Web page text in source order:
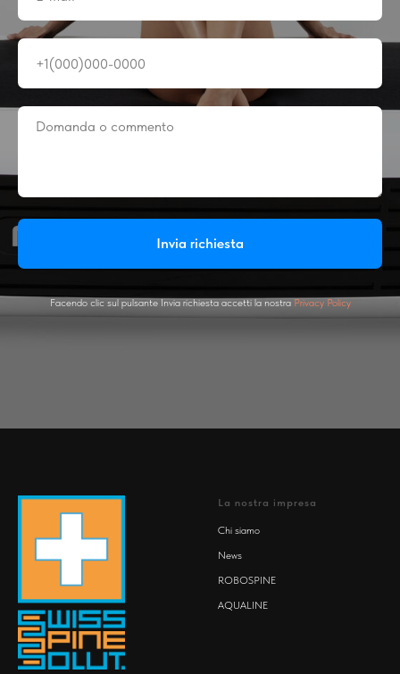
Invia richiesta
Facendo clic sul pulsante Invia richiesta accetti la nostraPrivacy Policy
La nostra impresa
Chi siamo
News
ROBOSPINE
AQUALINE